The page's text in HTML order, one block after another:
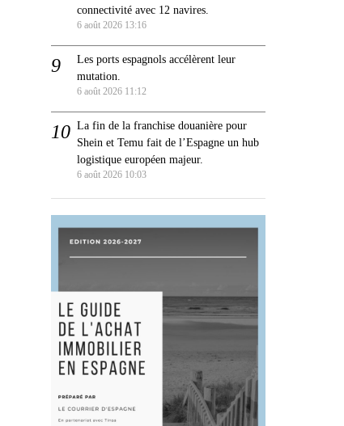
connectivité avec 12 navires.
6 août 2026 13:16
Les ports espagnols accélèrent leur
mutation.
6 août 2026 11:12
La fin de la franchise douanière pour
Shein et Temu fait de l’Espagne un hub
logistique européen majeur.
6 août 2026 10:03